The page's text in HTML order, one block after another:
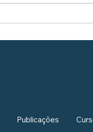
Publicações